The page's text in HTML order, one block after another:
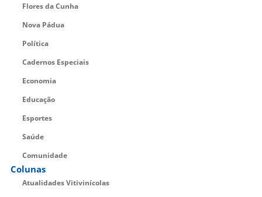
Flores da Cunha
Nova Pádua
Política
Cadernos Especiais
Economia
Educação
Esportes
Saúde
Comunidade
Colunas
Atualidades Vitivinícolas